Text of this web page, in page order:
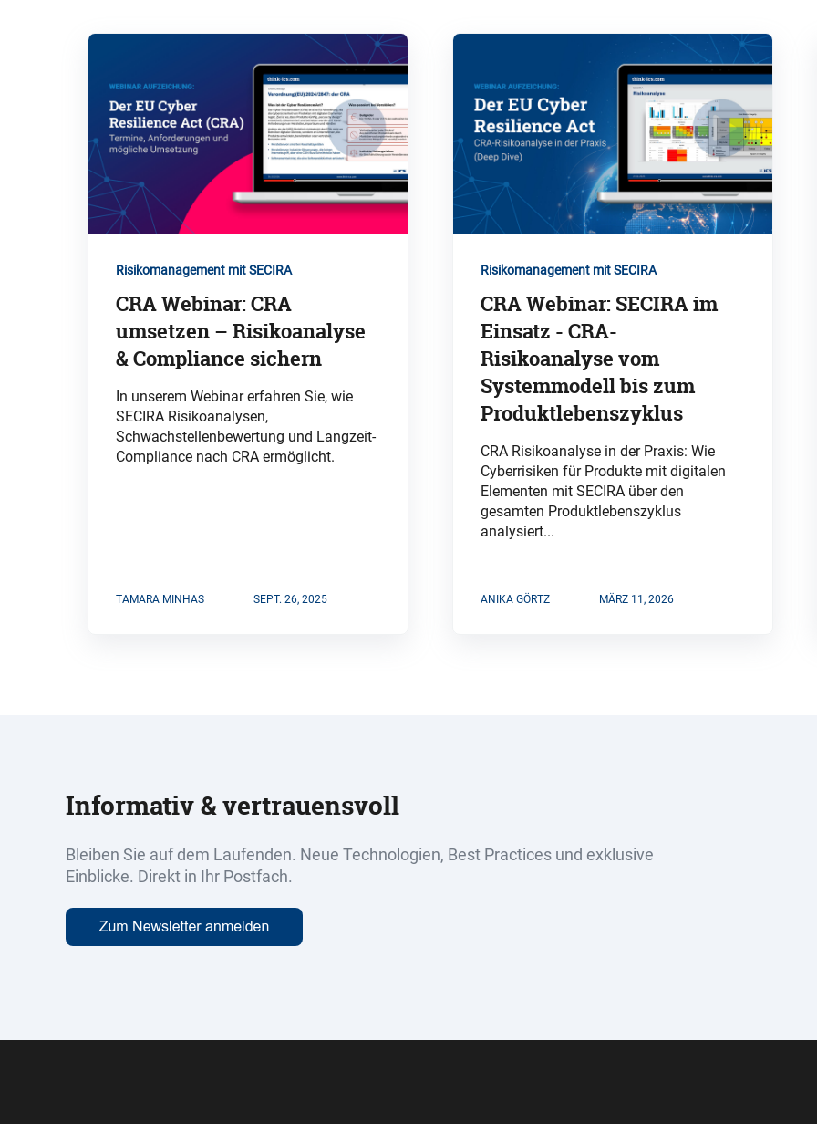
Risikomanagement mit SECIRA
CRA Webinar: CRA
umsetzen – Risikoanalyse
& Compliance sichern
In unserem Webinar erfahren Sie, wie
SECIRA Risikoanalysen,
Schwachstellenbewertung und Langzeit-
Compliance nach CRA ermöglicht.
TAMARA MINHAS SEPT. 26, 2025
Risikomanagement mit SECIRA
CRA Webinar: SECIRA im
Einsatz - CRA-
Risikoanalyse vom
Systemmodell bis zum
Produktlebenszyklus
CRA Risikoanalyse in der Praxis: Wie
Cyberrisiken für Produkte mit digitalen
Elementen mit SECIRA über den
gesamten Produktlebenszyklus
analysiert...
ANIKA GÖRTZ MÄRZ 11, 2026
Informativ & vertrauensvoll
Bleiben Sie auf dem Laufenden. Neue Technologien, Best Practices und exklusive
Einblicke. Direkt in Ihr Postfach.